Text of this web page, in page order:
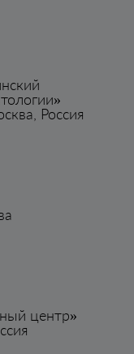
Россия
центр»